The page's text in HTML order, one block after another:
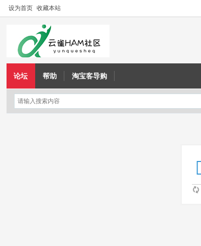
设为首页 收藏本站
论坛 帮助 淘宝客导购